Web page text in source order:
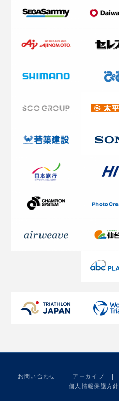
お問い合わせ アーカイブ
個人情報保護方針